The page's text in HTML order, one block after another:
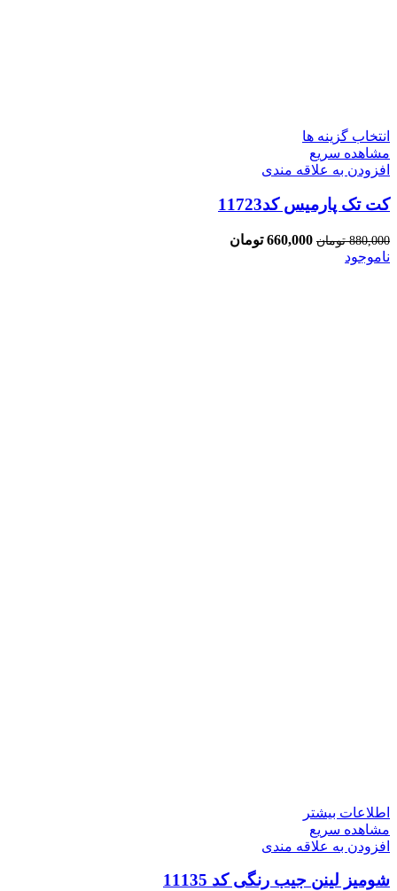
انتخاب گزینه ها
مشاهده سریع
افزودن به علاقه مندی
کت تک پارمیس کد11723
880,000 تومان 660,000 تومان
ناموجود
اطلاعات بیشتر
مشاهده سریع
افزودن به علاقه مندی
شومیز لینن جیب رنگی کد 11135